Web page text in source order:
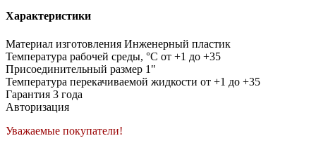
Характеристики
Материал изготовления Инженерный пластик
Температура рабочей среды, °C от +1 до +35
Присоединительный размер 1"
Температура перекачиваемой жидкости от +1 до +35
Гарантия 3 года
Авторизация
Уважаемые покупатели!